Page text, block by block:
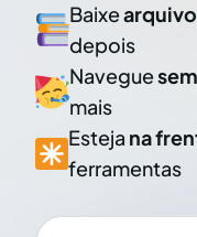
Baixe
depois
Navegue
mais
Esteja na
ferramentas